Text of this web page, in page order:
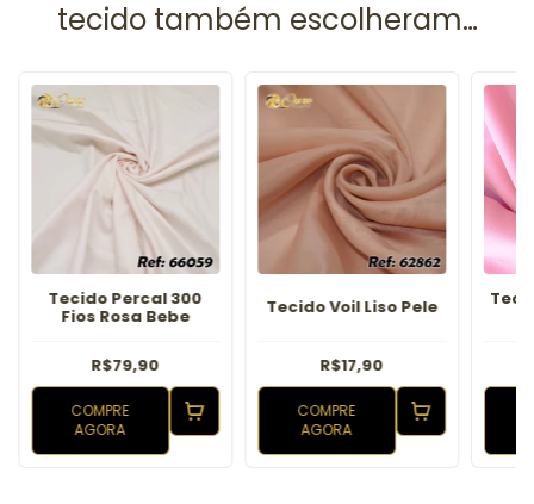
Tecido Percal 300
Fios Rosa Bebe
R$79,90
COMPRE
AGORA
Tecido Voil Liso Pele
R$17,90
COMPRE
AGORA